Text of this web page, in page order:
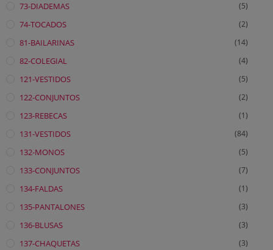
73-DIADEMAS (5)
74-TOCADOS (2)
81-BAILARINAS (14)
82-COLEGIAL (4)
121-VESTIDOS (5)
122-CONJUNTOS (2)
123-REBECAS (1)
131-VESTIDOS (84)
132-MONOS (5)
133-CONJUNTOS (7)
134-FALDAS (1)
135-PANTALONES (3)
136-BLUSAS (3)
137-CHAQUETAS (3)